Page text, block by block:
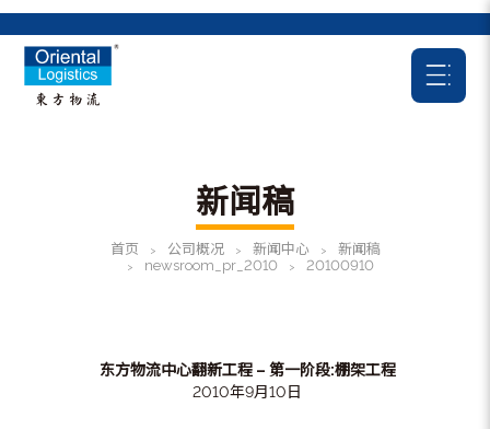
新闻稿
首页 > 公司概况 > 新闻中心 > 新闻稿
> newsroom_pr_2010 > 20100910
东方物流中心翻新工程 – 第一阶段:棚架工程
2010年9月10日